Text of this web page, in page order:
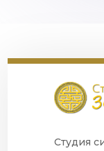
Студия